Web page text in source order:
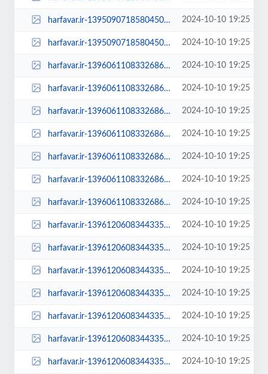
harfavar.ir-139509071858045069325154-768x535.jpg 2024-10-10 19:25
harfavar.ir-139509071858045069325154.jpg 2024-10-10 19:25
harfavar.ir-1396061108332686511820684-1396061108332686511820684-100x70.jpg 2024-10-10 19:25
harfavar.ir-1396061108332686511820684-1396061108332686511820684-250x150.jpg 2024-10-10 19:25
harfavar.ir-1396061108332686511820684-1396061108332686511820684-300x209.jpg 2024-10-10 19:25
harfavar.ir-1396061108332686511820684-1396061108332686511820684-450x300.jpg 2024-10-10 19:25
harfavar.ir-1396061108332686511820684-1396061108332686511820684-600x400.jpg 2024-10-10 19:25
harfavar.ir-1396061108332686511820684-1396061108332686511820684-768x535.jpg 2024-10-10 19:25
harfavar.ir-1396061108332686511820684-1396061108332686511820684.jpg 2024-10-10 19:25
harfavar.ir-139612060834433513446504-100x70.jpg 2024-10-10 19:25
harfavar.ir-139612060834433513446504-250x150.jpg 2024-10-10 19:25
harfavar.ir-139612060834433513446504-300x209.jpg 2024-10-10 19:25
harfavar.ir-139612060834433513446504-450x300.jpg 2024-10-10 19:25
harfavar.ir-139612060834433513446504-600x400.jpg 2024-10-10 19:25
harfavar.ir-139612060834433513446504-768x535.jpg 2024-10-10 19:25
harfavar.ir-139612060834433513446504.jpg 2024-10-10 19:25